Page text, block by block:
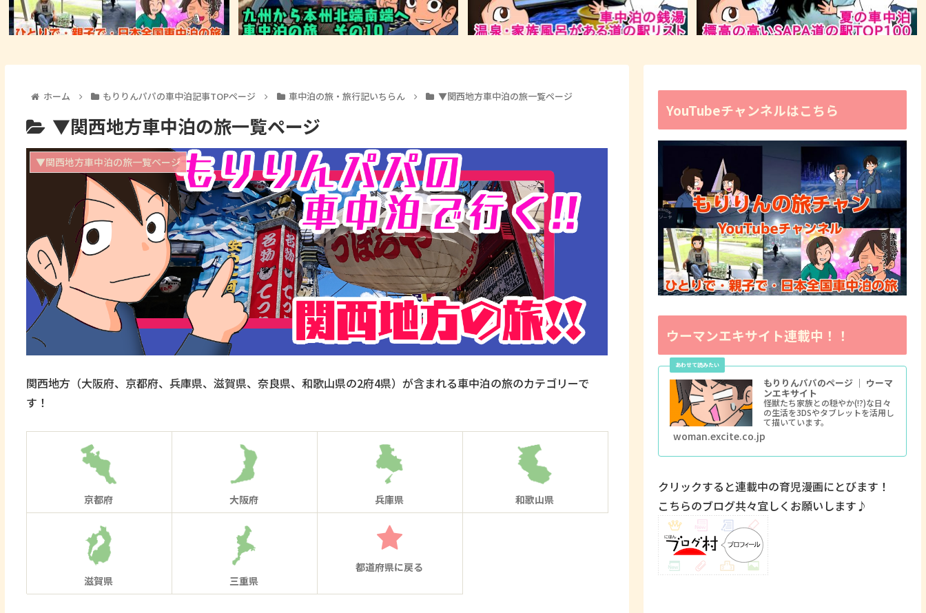
ホーム もりりんパパの車中泊記事TOPページ 車中泊の旅・旅行記いちらん ▼関西地方車中泊の旅一覧ページ
▼関西地方車中泊の旅一覧ページ
▼関西地方車中泊の旅一覧ページ
関西地方（大阪府、京都府、兵庫県、滋賀県、奈良県、和歌山県の2府4県）が含まれる車中泊の旅のカテゴリーで
す！
京都府 大阪府 兵庫県 和歌山県
滋賀県 三重県
都道府県に戻る
YouTubeチャンネルはこちら
ウーマンエキサイト連載中！！
もりりんパパのページ ｜ ウーマ
ンエキサイト
怪獣たち家族との穏やか(!?)な日々
の生活を3DSやタブレットを活用し
て描いています。
woman.excite.co.jp
クリックすると連載中の育児漫画にとびます！
こちらのブログ共々宜しくお願いします♪